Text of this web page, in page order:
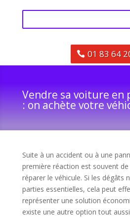
01 83 64
Vendre sa voiture en
: on achète votre
Suite à un accident ou à une
première réaction est souvent
réparer le véhicule. Si les dégâts
parties essentielles, cela peut
représenter une solution
existe une autre option tout